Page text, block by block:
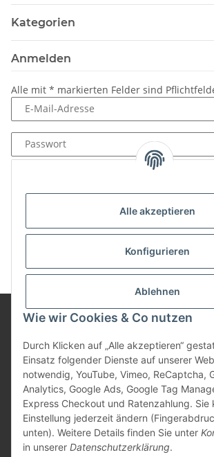
Alle akzeptieren
Konfigurieren
Ablehnen
Wie wir Cookies & Co nutzen
Durch Klicken auf „Alle akzeptieren“
Einsatz folgender Dienste auf unserer
notwendig, YouTube, Vimeo, ReCaptcha,
Analytics, Google Ads, Google Tag
Express Checkout und Ratenzahlung. Sie
Einstellung jederzeit ändern
unten). Weitere Details finden Sie unter
in unserer Datenschutzerklärung.
Kategorien
Anmelden
Alle mit * markierten Felder sind
E-Mail-Adresse
Passwort
Neu hier?Jetzt registrieren!
Informationen
Gesetzliche Informationen
Vertrag widerrufen